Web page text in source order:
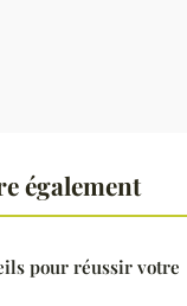
également
pour réussir votre